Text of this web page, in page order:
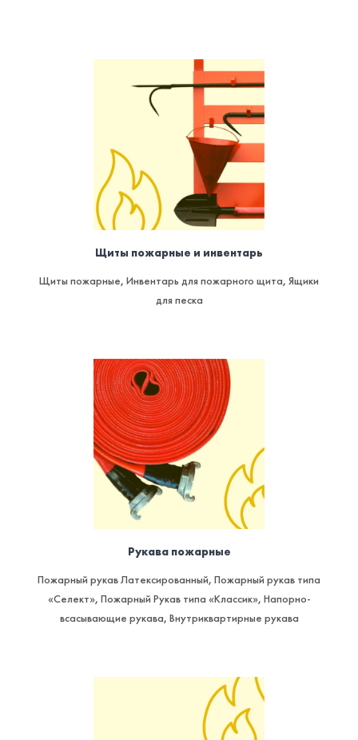
Щиты пожарные и инвентарь
Щиты пожарные, Инвентарь для пожарного щита, Ящики
для песка
Рукава пожарные
Пожарный рукав Латексированный, Пожарный рукав типа
«Селект», Пожарный Рукав типа «Классик», Напорно-
всасывающие рукава, Внутриквартирные рукава